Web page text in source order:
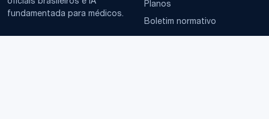
oficiais brasileiros e IA
fundamentada para médicos.
Planos
Boletim normativo